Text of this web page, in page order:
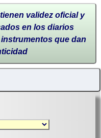
validez oficial y
en los diarios
que dan